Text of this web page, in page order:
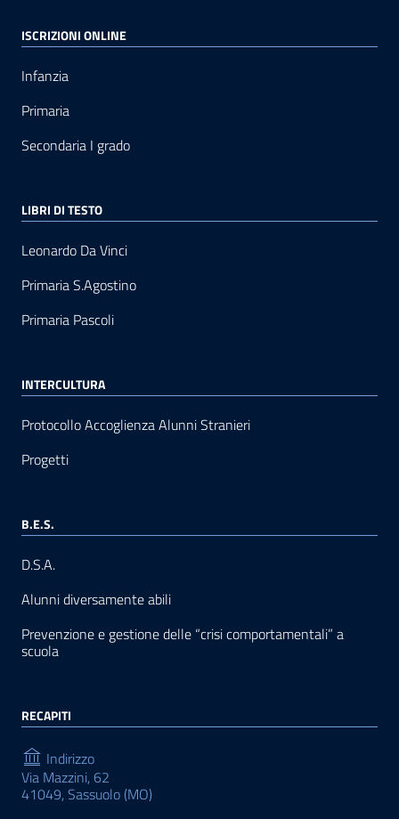
ISCRIZIONI ONLINE
Infanzia
Primaria
Secondaria I grado
LIBRI DI TESTO
Leonardo Da Vinci
Primaria S.Agostino
Primaria Pascoli
INTERCULTURA
Protocollo Accoglienza Alunni Stranieri
Progetti
B.E.S.
D.S.A.
Alunni diversamente abili
Prevenzione e gestione delle “crisi comportamentali” a
scuola
RECAPITI
Indirizzo
Via Mazzini, 62
41049, Sassuolo (MO)